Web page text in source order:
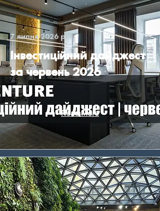
7 липня 2026 р.
Інвестиційний дайджест
за червень 2026
Read More